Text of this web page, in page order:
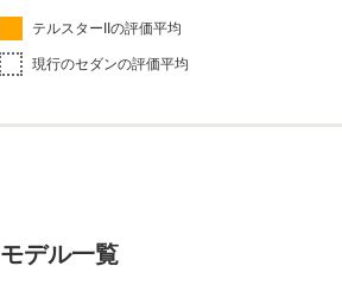
テルスターIIの評価平均
現行のセダンの評価平均
モデル一覧